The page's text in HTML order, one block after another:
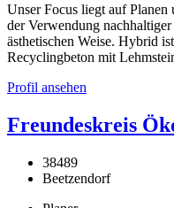
Unser Focus liegt auf
der Verwendung
ästhetischen Weise. Hybrid
Recyclingbeton mit
Profil ansehen
Freundeskreis
38489
Beetzendorf